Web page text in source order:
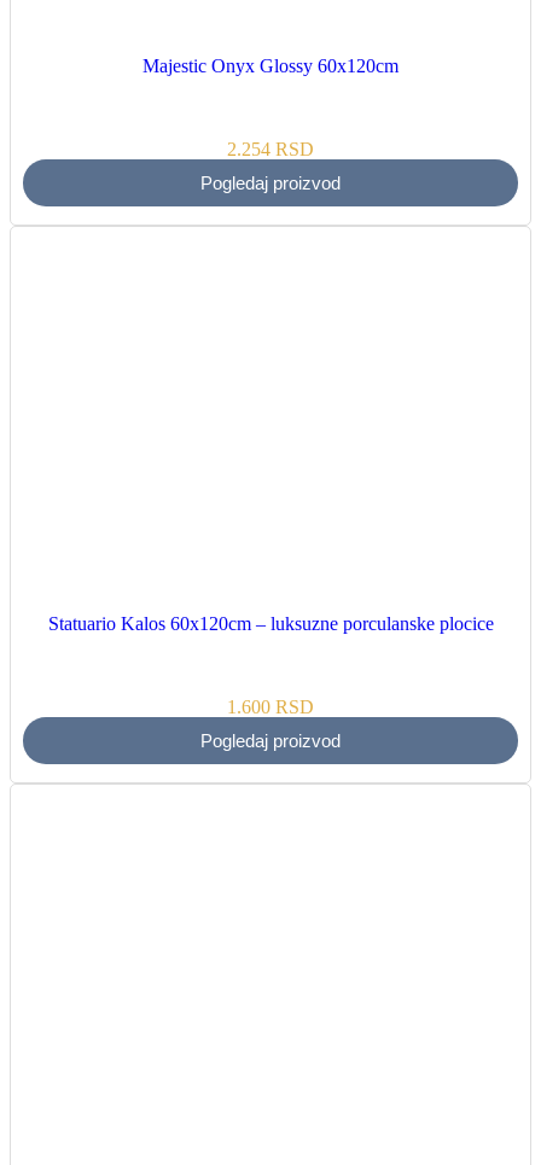
Majestic Onyx Glossy 60x120cm
2.254 RSD
Pogledaj proizvod
Statuario Kalos 60x120cm – luksuzne porculanske plocice
1.600 RSD
Pogledaj proizvod